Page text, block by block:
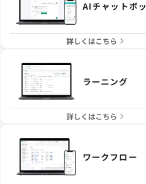
AIチャットボ
詳しくはこちら
ラーニング
詳しくはこちら
ワークフロー